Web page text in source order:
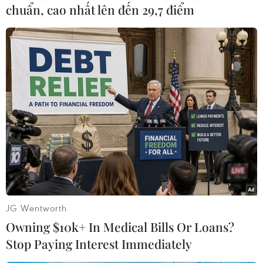
Trong khi đó, cùng ngày, hàng chục cơ quan
trên khắp nước Mỹ cũng đã nhận được thư điện
tử và cuộc gọi điện đe dọa đánh bom, khiến
nhiều tòa nhà phải sơ tán.
Những lời đe dọa này được gửi tới các địa điểm
ở khắp San Francisco, trong đó có Đại học
Washington tại Seattle, hay tại Đại học bang
Pennsylvania. Cảnh sát New York và cảnh sát
Massachusetts cũng đang điều tra các đe dọa
đánh bom tương tự./.
chuẩn, cao nhất lên đến 29,7 điểm
JG Wentworth
Owning $10k+ In Medical Bills Or Loans?
Stop Paying Interest Immediately